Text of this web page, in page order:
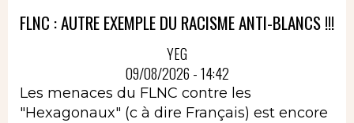
FLNC : AUTRE EXEMPLE DU RACISME ANTI-BLANCS !!!
YEG
09/08/2026 - 14:42
Les menaces du FLNC contre les
"Hexagonaux" (c à dire Français) est encore